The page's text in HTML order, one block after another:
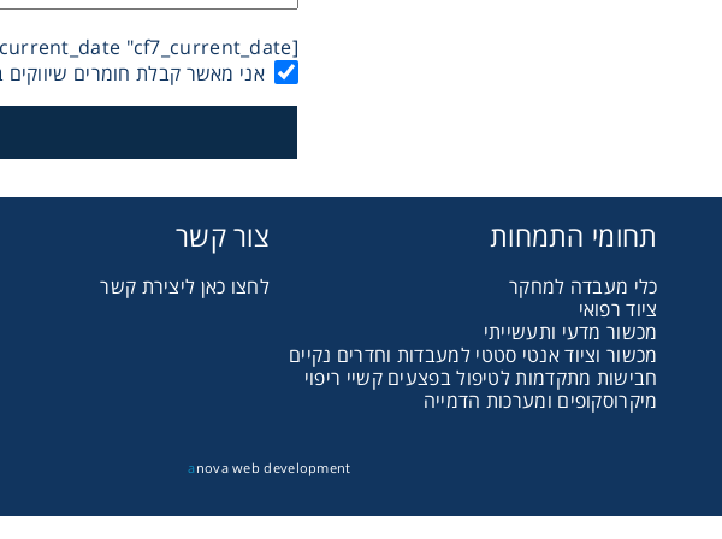
[dynamichidden current_date "cf7_current_date"]
אני מאשר קבלת חומרים שיווקים
תחומי התמחות
כלי מעבדה למחקר
ציוד רפואי
מכשור מדעי ותעשייתי
מכשור וציוד אנטי סטטי למעבדות וחדרים נקיים
חבישות מתקדמות לטיפול בפצעים קשיי ריפוי
מיקרוסקופים ומערכות הדמייה
צור קשר
לחצו כאן ליצירת קשר
a nova web development
Washing
Chromatography
Lab Essentials